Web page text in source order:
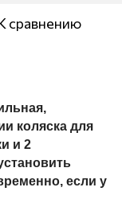
сравнению
коляска для
и 2
если у